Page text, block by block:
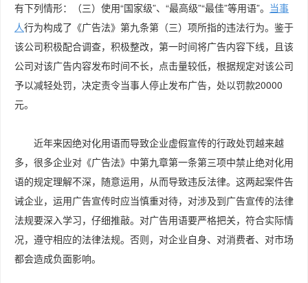
有下列情形：（三）使用“国家级”、“最高级”“最佳”等用语”。 当事
人行为构成了《广告法》第九条第（三）项所指的违法行为。鉴于
该公司积极配合调查，积极整改，第一时间将广告内容下线，且该
公司对该广告内容发布时间不长，点击量较低，根据规定对该公司
予以减轻处罚，决定责令当事人停止发布广告，处以罚款20000
元。
近年来因绝对化用语而导致企业虚假宣传的行政处罚越来越
多，很多企业对《广告法》中第九章第一条第三项中禁止绝对化用
语的规定理解不深，随意运用，从而导致违反法律。这两起案件告
诫企业，运用广告宣传时应当慎重对待，对涉及到广告宣传的法律
法规要深入学习，仔细推敲。对广告用语要严格把关，符合实际情
况，遵守相应的法律法规。否则，对企业自身、对消费者、对市场
都会造成负面影响。